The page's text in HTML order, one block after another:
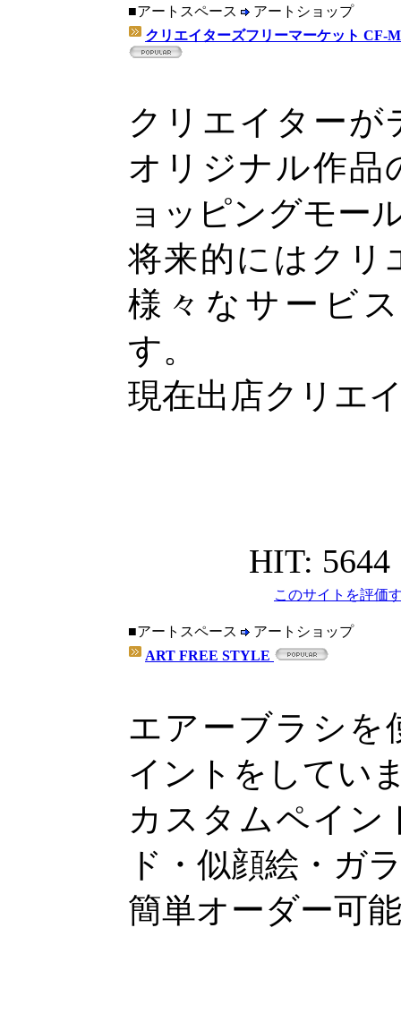
■アートスペース
アートショップ
クリエイターズフリーマーケット CF-
クリエイターが
オリジナル作品
ョッピングモー
将来的にはクリ
様々なサービ
す。
現在出店クリエ
HIT: 5644
このサイトを評価
■アートスペース
アートショップ
ART FREE STYLE
エアーブラシを
イントをしてい
カスタムペイン
ド・似顔絵・ガ
簡単オーダー可